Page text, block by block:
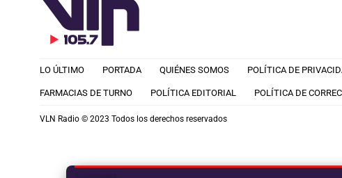
LO ÚLTIMO PORTADA QUIÉNES SOMOS POLÍTICA DE
FARMACIAS DE TURNO POLÍTICA EDITORIAL POLÍTICA DE
VLN Radio © 2023 Todos los derechos reservados